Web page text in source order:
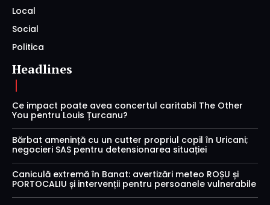
Local
Social
Politica
Headlines
Ce impact poate avea concertul caritabil The Other
You pentru Louis Țurcanu?
Bărbat amenință cu un cutter propriul copil în Uricani;
negocieri SAS pentru detensionarea situației
Caniculă extremă în Banat: avertizări meteo ROȘU și
PORTOCALIU și intervenții pentru persoanele vulnerabile